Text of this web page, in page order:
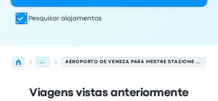
Pesquisar alojamentos
... AEROPORTO DE VENEZA PARA MESTRE STAZIONE F.S.
Viagens vistas anteriormente